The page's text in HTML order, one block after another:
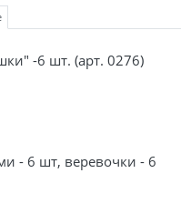
-6 шт. (арт. 0276)
- 6 шт, веревочки - 6